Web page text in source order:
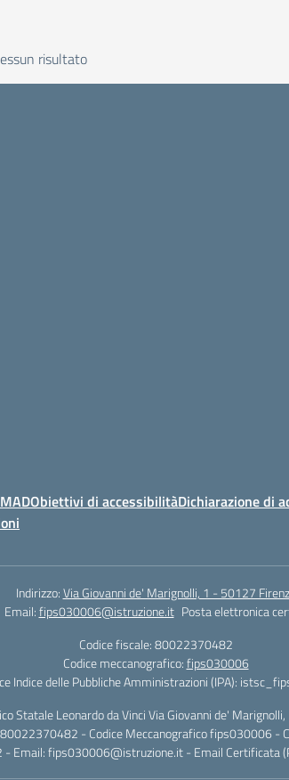
risultato
Obiettivi di accessibilitàDichiarazione di
Indirizzo:Via Giovanni de' Marignolli, 1 - 50127
Email:fips030006@istruzione.it Posta elettronica
Codice fiscale: 80022370482
Codice meccanografico:fips030006
Indice delle Pubbliche Amministrazioni (IPA):
Statale Leonardo da Vinci Via Giovanni de'
80022370482 - Codice Meccanografico fips030006 -
Email:fips030006@istruzione.it- Email Certificata